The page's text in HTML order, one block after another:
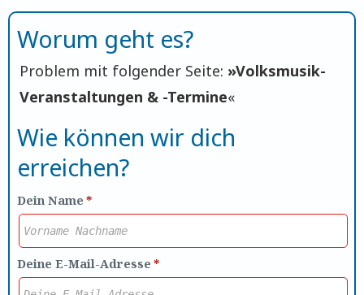
Worum geht es?
Problem mit folgender Seite: »Volksmusik-
Veranstaltungen & -Termine«
Wie können wir dich
erreichen?
Dein Name *
Deine E-Mail-Adresse *